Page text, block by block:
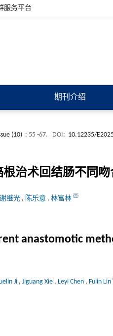
服务平台
期刊介绍
(10) : 55 -67. DOI: 10.12235/
治术回结肠不同
谢继光 , 陈乐意 , 林富林
anastomotic
Ji , Jiguang Xie , Leyi Chen , Fulin Lin